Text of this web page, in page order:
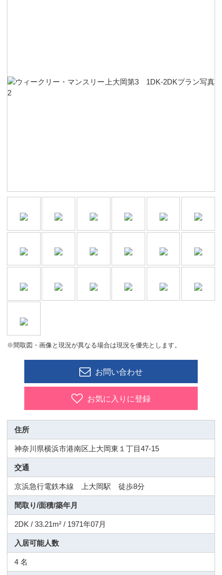
※間取図・画像と現況が異なる場合は現況を優先とします。
お問い合わせ
お気に入りに登録
住所
神奈川県横浜市港南区上大岡東１丁目47-15
交通
京浜急行電鉄本線 上大岡駅 徒歩8分
間取り/面積/築年月
2DK / 33.21m² / 1971年07月
入居可能人数
4 名